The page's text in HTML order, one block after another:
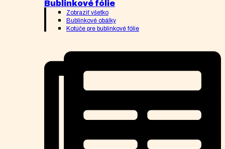
Bublinkové fólie
Zobraziť všetko
Bublinkové obálky
Kotúče pre bublinkové fólie